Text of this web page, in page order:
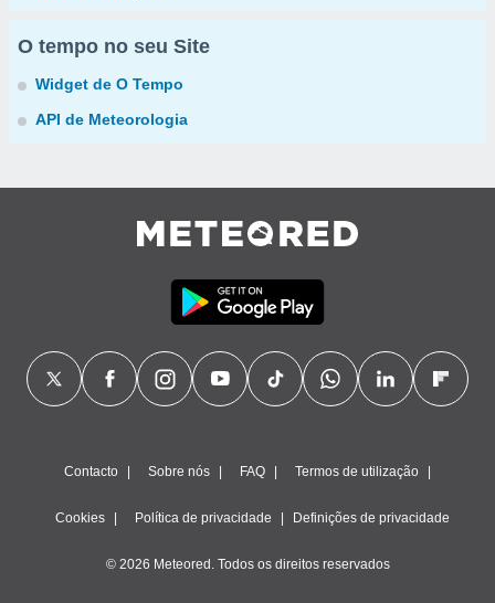
O tempo no seu Site
Widget de O Tempo
API de Meteorologia
Contacto Sobre nós FAQ Termos de utilização
Cookies Política de privacidade Definições de privacidade
© 2026 Meteored. Todos os direitos reservados